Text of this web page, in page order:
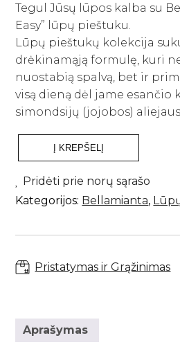
Veido tonikai
Veido serumai
Veido ampulės
Veido kaukės
Paakių kremai ir
Paakių kaukės
Kaklo kremai
Veido kremai
Lūpų priežiūra
Veido priežiūros
Kūno kremai ir losjonai
Kūno purškikliai
Rankų kremai
Intymi priežiūra
Savaiminio įdegio
Anticeliulitinės
Natūralūs dezodorantai
Vonios druskos
Apsauga nuo saulės
Makiažo bazės
Makiažo pagrindai ir
Birios ir presuotos
Veido kontūravimui
Skaistalai
Akių pieštukai
Blakstienoms (tušai,
Antakių pieštukai
Lūpų pieštukai
Lūpoms (lūpų dažai,
Plaukų priežiūros
Visos priemonės
Galvos odos šveitikliai
Plaukų šampūnai
Plaukų kondicionieriai
Plaukų kaukės ir
Plaukų kremai
Nenuskalaujami
Plaukų serumai ir aliejai
Apsauga nuo karščio
Plaukų šepečiai
Apranga
Apranga
Palaidinės
Sportinės Liemenelės
Sijonai
Šortai
Kojinės
Tamprės
Naujienos
Rinkiniai
Namams
Papildai
Prekiniai ženklai
VISOS PREKĖS
Tegul Jūsų lūpos kalba su
Easy” lūpų pieštuku.
Lūpų pieštukų kolekcija
drėkinamąją formulę, kuri
nuostabią spalvą, bet ir
visą dieną dėl jame esančio
simondsijų (jojobos)
produkto
kiekis:
“Speak
Easy”
lūpų
Į KREPŠELĮ
Pridėti prie norų sąrašo
Kategorijos: Bellamianta,
Pristatymas ir Grąžinimas
Aprašymas